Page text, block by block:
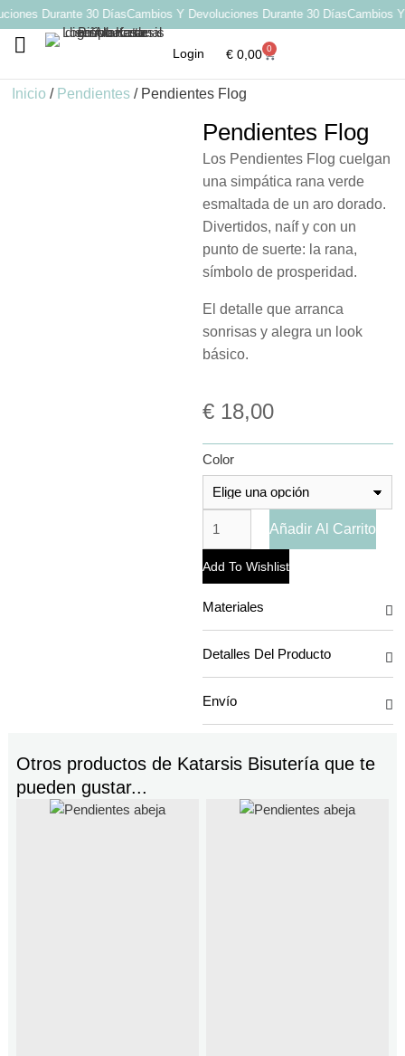
Durante 30 DíasCambios Y Devoluciones Durante 30 DíasCambios Y
Login €0,00 0
Inicio / Pendientes / Pendientes Flog
Pendientes Flog
Los Pendientes Flog cuelgan
una simpática rana verde
esmaltada de un aro dorado.
Divertidos, naíf y con un
punto de suerte: la rana,
símbolo de prosperidad.
El detalle que arranca
sonrisas y alegra un look
básico.
€ 18,00
Color
Añadir Al Carrito
Add To Wishlist
Materiales
Detalles Del Producto
Envío
Otros productos de Katarsis Bisuteríaque te
pueden gustar...